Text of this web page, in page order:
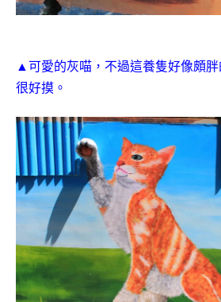
▲可愛的灰喵，不過這養隻好像頗
很好摸。